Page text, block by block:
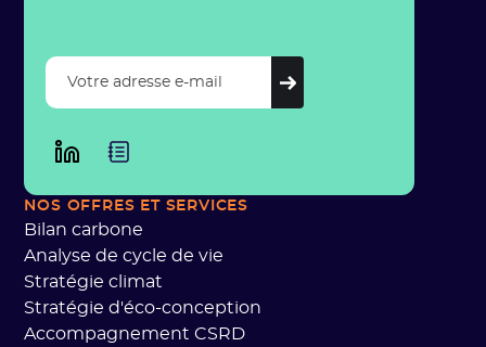
NOS OFFRES ET SERVICES
Bilan carbone
Analyse de cycle de vie
Stratégie climat
Stratégie d'éco-conception
Accompagnement CSRD